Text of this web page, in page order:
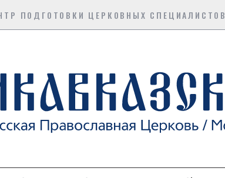
ПОДГОТОВКИ ЦЕРКОВНЫХ СПЕЦИАЛИСТОВ